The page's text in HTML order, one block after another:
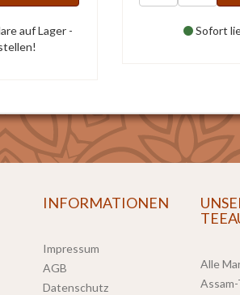
auf Lager -
Sofort
INFORMATIONEN
Impressum
AGB
Datenschutz
Alle